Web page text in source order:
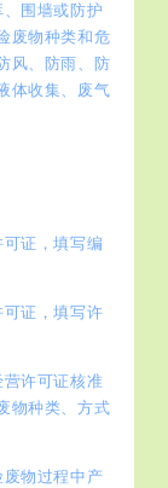
、围墙或防护
废物种类和危
风、防雨、防
体收集、废气
可证，填写编
可证，填写许
营许可证核准
物种类、方式
废物过程中产